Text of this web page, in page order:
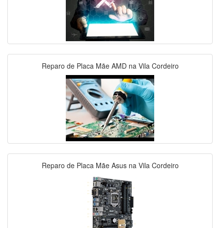
Reparo de Placa Mãe AMD na Vila Cordeiro
Reparo de Placa Mãe Asus na Vila Cordeiro